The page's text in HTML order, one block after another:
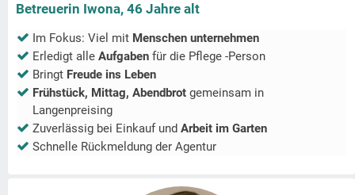
Betreuerin Iwona, 46 Jahre alt
Im Fokus: Viel mit Menschen unternehmen
Erledigt alle Aufgaben für die Pflege -Person
Bringt Freude ins Leben
Frühstück, Mittag, Abendbrot gemeinsam in
Langenpreising
Zuverlässig bei Einkauf und Arbeit im Garten
Schnelle Rückmeldung der Agentur